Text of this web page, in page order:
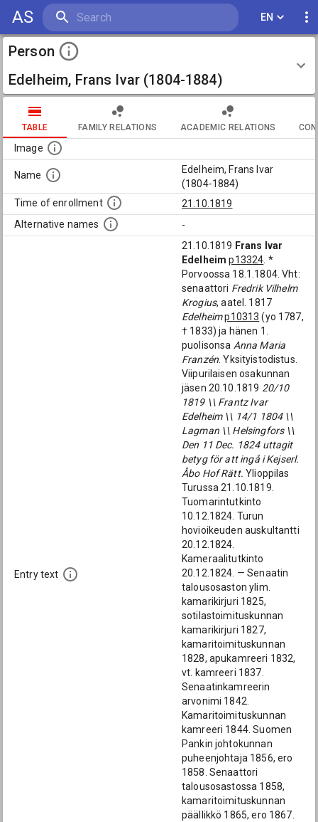
AS EN
Person
Edelheim, Frans Ivar (1804-1884)
TABLE FAMILY RELATIONS ACADEMIC RELATIONS
Image
Name
Edelheim, Frans Ivar
(1804-1884)
Time of enrollment
21.10.1819
Alternative names
-
Entry text
21.10.1819 Frans Ivar
Edelheim p13324 . *
Porvoossa 18.1.1804. Vht:
senaattori Fredrik Vilhelm
Krogius, aatel. 1817
Edelheimp10313 (yo 1787,
† 1833) ja hänen 1.
puolisonsa Anna Maria
Franzén . Yksityistodistus.
Viipurilaisen osakunnan
jäsen 20.10.1819 20/10
1819 \\ Frantz Ivar
Edelheim \\ 14/1 1804 \\
Lagman \\ Helsingfors \\
Den 11 Dec. 1824 uttagit
betyg för att ingå i Kejserl.
Åbo Hof Rätt. Ylioppilas
Turussa 21.10.1819.
Tuomarintutkinto
10.12.1824. Turun
hovioikeuden auskultantti
20.12.1824.
Kameraalitutkinto
20.12.1824. — Senaatin
talousosaston ylim.
kamarikirjuri 1825,
sotilastoimituskunnan
kamarikirjuri 1827,
kamaritoimituskunnan
1828, apukamreeri 1832,
vt. kamreeri 1837.
Senaatinkamreerin
arvonimi 1842.
Kamaritoimituskunnan
kamreeri 1844. Suomen
Pankin johtokunnan
puheenjohtaja 1856, ero
1858. Senaattori
talousosastossa 1858,
kamaritoimituskunnan
päällikkö 1865, ero 1867.